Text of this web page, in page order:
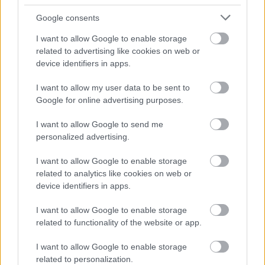
Google consents
I want to allow Google to enable storage
related to advertising like cookies on web or
device identifiers in apps.
I want to allow my user data to be sent to
Google for online advertising purposes.
I want to allow Google to send me
personalized advertising.
I want to allow Google to enable storage
related to analytics like cookies on web or
device identifiers in apps.
I want to allow Google to enable storage
related to functionality of the website or app.
I want to allow Google to enable storage
related to personalization.
Vivaldi olyan jegyzeteket írt a darab különböző
hangszeres részeihez, mint például hogy a brácsa
"ugató kutyaként" szólaljon meg, vagy épp az "alvó
kecskepásztort" idézzék meg a hangszerek. Az
előadóknak a saját fantáziájukat kell használniuk a
Az IMDB adatbázisa szerint Vivaldi zenéjét ezidáig
olyan hollywoodi produkciókban, mint a Fejjel a
falnak, a Temetetlen múlt, a Carla új élete, a
Robert Redford fémjelezte Kémjátszma. A közel
ötszáz alkalom több mint fele a Négy évszak
valamelyik részlete volt.
A darabnak számtalan komoly- és könnyűzenei
feldolgozása létezik. Moe Koffman kanadai
szaxofonos jazzfeldolgozásától Vanessa Mae-n át az
olyan szellemi kútmérgezésekig, mint a klasszikus